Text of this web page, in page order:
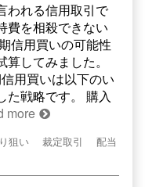
われる信用取引で
費を相殺できない
信用買いの可能性
してみました。
用買いは以下のい
た戦略です。 購入
more
狙い 裁定取引
配当